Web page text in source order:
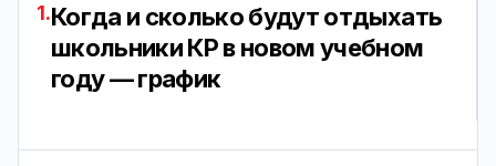
1.Когда и сколько будут отдыхать
школьники КР в новом учебном
году — график